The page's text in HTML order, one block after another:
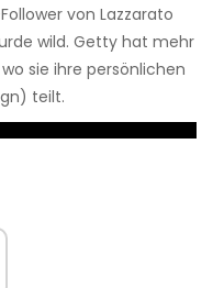
von Lazzarato
wild. Getty hat mehr
sie ihre persönlichen
teilt.